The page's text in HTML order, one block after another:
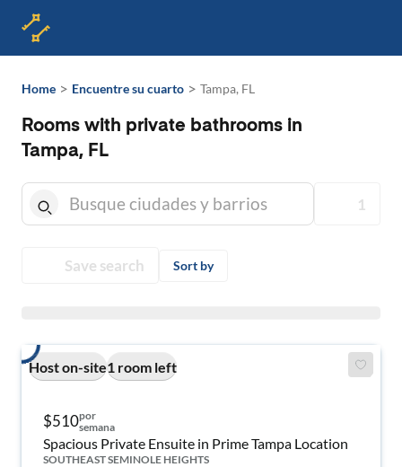
Home > Encuentre su cuarto > Tampa, FL
Rooms with private bathrooms in
Tampa, FL
1
Save search Sort by
Host on-site1 room left
$510por
semana
Spacious Private Ensuite in Prime Tampa Location
SOUTHEAST SEMINOLE HEIGHTS